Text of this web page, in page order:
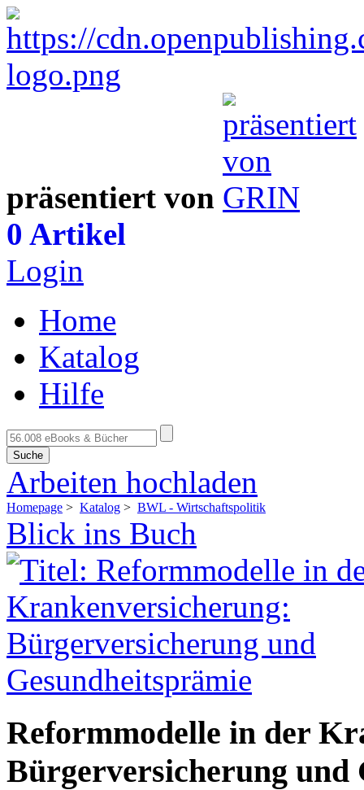
präsentiert von
0 Artikel
Login
Home
Katalog
Hilfe
Suche
Arbeiten hochladen
Homepage > Katalog > BWL - Wirtschaftspolitik
Blick ins Buch
Reformmodelle in der
Bürgerversicherung und